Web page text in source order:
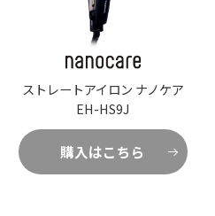
ストレートアイロン ナノケア
EH-HS9J
購入はこちら